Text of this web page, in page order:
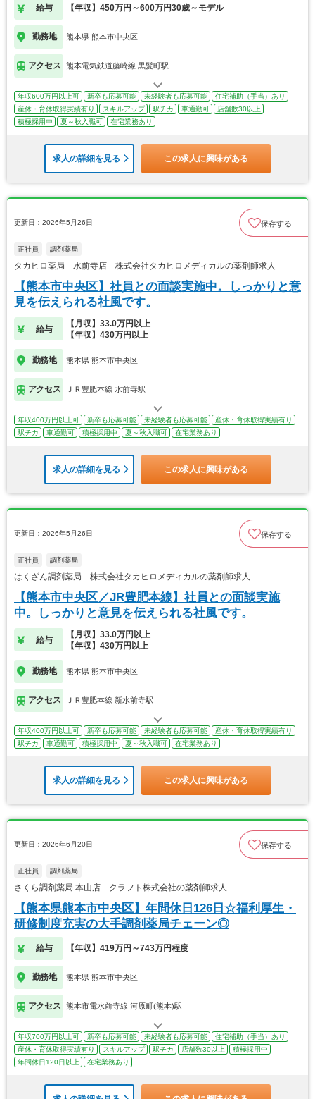
給与 【年収】450万円～600万円30歳～モデル
勤務地 熊本県 熊本市中央区
アクセス 熊本電気鉄道藤崎線 黒髪町駅
年収600万円以上可 新卒も応募可能 未経験者も応募可能
住宅補助（手当）あり
産休・育休取得実績有り
スキルアップ 駅チカ 車通勤可
店舗数30以上
積極採用中
夏～秋入職可 在宅業務あり
求人の詳細を見る この求人に興味がある
更新日：2026年5月26日 保存する
正社員 調剤薬局
タカヒロ薬局 水前寺店 株式会社タカヒロメディカルの薬剤師求人
【熊本市中央区】社員との面談実施中。しっかりと意
見を伝えられる社風です。
給与
【月収】33.0万円以上
【年収】430万円以上
勤務地 熊本県 熊本市中央区
アクセス ＪＲ豊肥本線 水前寺駅
年収400万円以上可 新卒も応募可能 未経験者も応募可能
産休・育休取得実績有り
駅チカ
車通勤可 積極採用中 夏～秋入職可 在宅業務あり
求人の詳細を見る この求人に興味がある
更新日：2026年5月26日 保存する
正社員 調剤薬局
はくざん調剤薬局 株式会社タカヒロメディカルの薬剤師求人
【熊本市中央区／JR豊肥本線】社員との面談実施
中。しっかりと意見を伝えられる社風です。
給与
【月収】33.0万円以上
【年収】430万円以上
勤務地 熊本県 熊本市中央区
アクセス ＪＲ豊肥本線 新水前寺駅
年収400万円以上可 新卒も応募可能 未経験者も応募可能
産休・育休取得実績有り
駅チカ
車通勤可 積極採用中 夏～秋入職可 在宅業務あり
求人の詳細を見る この求人に興味がある
更新日：2026年6月20日 保存する
正社員 調剤薬局
さくら調剤薬局 本山店 クラフト株式会社の薬剤師求人
【熊本県熊本市中央区】年間休日126日☆福利厚生・
研修制度充実の大手調剤薬局チェーン◎
給与 【年収】419万円～743万円程度
勤務地 熊本県 熊本市中央区
アクセス 熊本市電水前寺線 河原町(熊本)駅
年収700万円以上可 新卒も応募可能 未経験者も応募可能
住宅補助（手当）あり
産休・育休取得実績有り
スキルアップ 駅チカ 店舗数30以上
積極採用中
年間休日120日以上
在宅業務あり